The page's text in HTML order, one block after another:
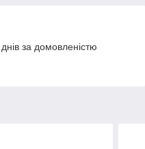
за домовленістю